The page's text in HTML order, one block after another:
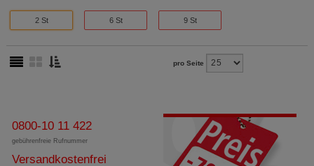
2 St 6 St 9 St
pro Seite
0800-10 11 422
gebührenfreie Rufnummer
Versandkostenfrei